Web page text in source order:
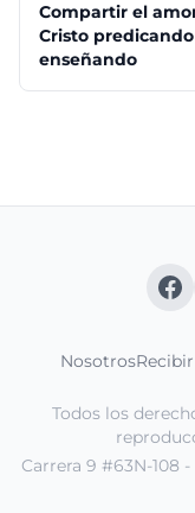
Compartir el
Cristo
enseñando
Nosotros
Todos los
Carrera 9 #63N-108